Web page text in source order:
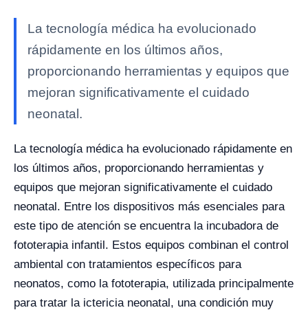
La tecnología médica ha evolucionado
rápidamente en los últimos años,
proporcionando herramientas y equipos que
mejoran significativamente el cuidado
neonatal.
La tecnología médica ha evolucionado rápidamente en
los últimos años, proporcionando herramientas y
equipos que mejoran significativamente el cuidado
neonatal. Entre los dispositivos más esenciales para
este tipo de atención se encuentra la incubadora de
fototerapia infantil. Estos equipos combinan el control
ambiental con tratamientos específicos para
neonatos, como la fototerapia, utilizada principalmente
para tratar la ictericia neonatal, una condición muy